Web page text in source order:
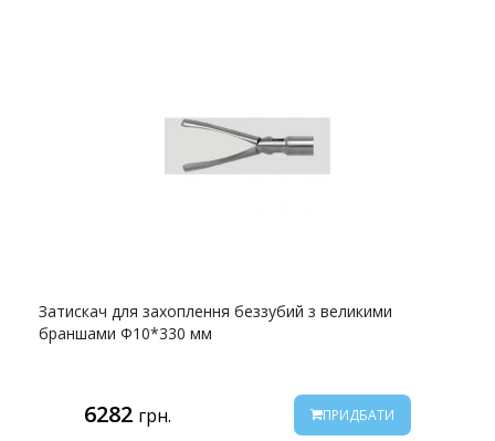
Затискач для захоплення беззубий з великими
браншами Ф10*330 мм
6282 грн. ПРИДБАТИ